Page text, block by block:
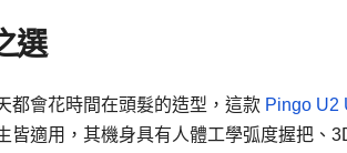
選
都會花時間在頭髮的造型，這款 Pingo U2
皆適用，其機身具有人體工學弧度握把、